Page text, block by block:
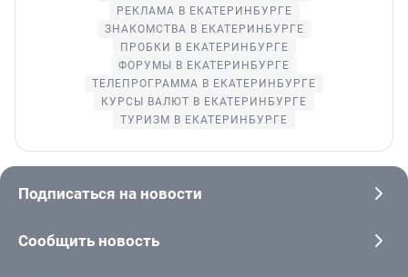
РЕКЛАМА В ЕКАТЕРИНБУРГЕ
ЗНАКОМСТВА В ЕКАТЕРИНБУРГЕ
ПРОБКИ В ЕКАТЕРИНБУРГЕ
ФОРУМЫ В ЕКАТЕРИНБУРГЕ
ТЕЛЕПРОГРАММА В ЕКАТЕРИНБУРГЕ
КУРСЫ ВАЛЮТ В ЕКАТЕРИНБУРГЕ
ТУРИЗМ В ЕКАТЕРИНБУРГЕ
Подписаться на новости
Сообщить новость